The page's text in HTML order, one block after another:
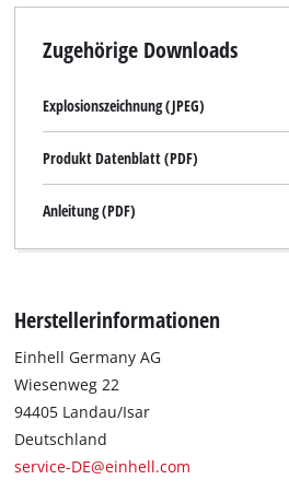
Zugehörige Downloads
Explosionszeichnung (JPEG)
Produkt Datenblatt (PDF)
Anleitung (PDF)
Herstellerinformationen
Einhell Germany AG
Wiesenweg 22
94405 Landau/Isar
Deutschland
service-DE@einhell.com